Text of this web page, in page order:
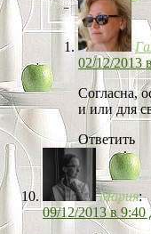
02/12/2013
Согласна,
и или для
Ответить
Мария:
09/12/2013 в 9:40